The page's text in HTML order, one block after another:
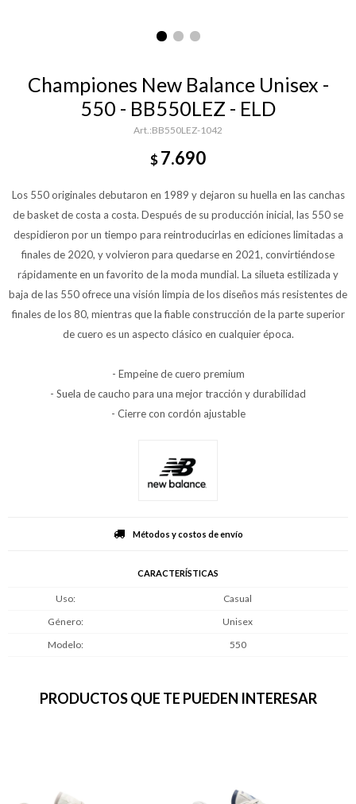
Championes New Balance Unisex -
550 - BB550LEZ - ELD
BB550LEZ-1042
$7.690
Los 550 originales debutaron en 1989 y dejaron su huella en las canchas
de basket de costa a costa. Después de su producción inicial, las 550 se
despidieron por un tiempo para reintroducirlas en ediciones limitadas a
finales de 2020, y volvieron para quedarse en 2021, convirtiéndose
rápidamente en un favorito de la moda mundial. La silueta estilizada y
baja de las 550 ofrece una visión limpia de los diseños más resistentes de
finales de los 80, mientras que la fiable construcción de la parte superior
de cuero es un aspecto clásico en cualquier época.
- Empeine de cuero premium
- Suela de caucho para una mejor tracción y durabilidad
- Cierre con cordón ajustable
Métodos y costos de envío
CARACTERÍSTICAS
Uso
Casual
Género
Unisex
Modelo
550
PRODUCTOS QUE TE PUEDEN INTERESAR